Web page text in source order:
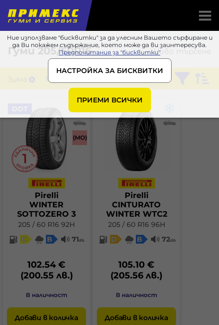
Ние използваме "бисквитки" за да улесним Вашето сърфиране и
да Ви покажем съдържание, което може да ви заинтересува.
Предпочитания за "бисквитки"
НАСТРОЙКА ЗА БИСКВИТКИ
ПРИЕМИ ВСИЧКИ
Ново търсене
Гуми205/60R16
Зима Pirelli
(MO)
Pirelli
WINTER
SOTTOZERO 3
205 / 60 R16 92H
C
B 71db
102.54 €
(200.55 лв.)
В наличност
Добави в количка
Pirelli
CINTURATO
WINTER WTC2
205 / 60 R16 96H
D
B 72db
105.10 €
(205.56 лв.)
В наличност
Добави в количка